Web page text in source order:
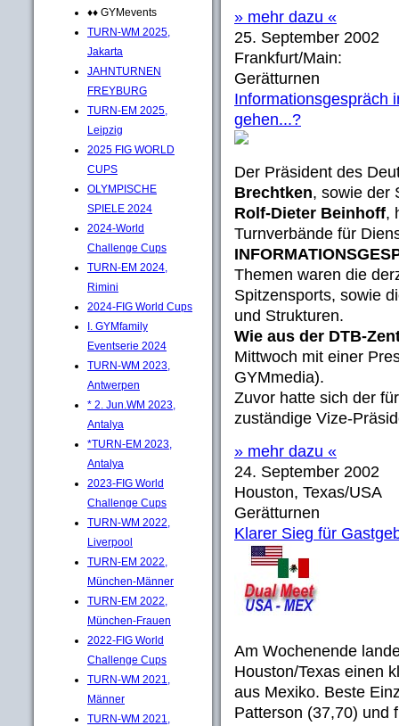
♦♦ GYMevents
TURN-WM 2025,
Jakarta
JAHNTURNEN
FREYBURG
TURN-EM 2025,
Leipzig
2025 FIG WORLD
CUPS
OLYMPISCHE
SPIELE 2024
2024-World
Challenge Cups
TURN-EM 2024,
Rimini
2024-FIG World Cups
I. GYMfamily
Eventserie 2024
TURN-WM 2023,
Antwerpen
* 2. Jun.WM 2023,
Antalya
*TURN-EM 2023,
Antalya
2023-FIG World
Challenge Cups
TURN-WM 2022,
Liverpool
TURN-EM 2022,
München-Männer
TURN-EM 2022,
München-Frauen
2022-FIG World
Challenge Cups
TURN-WM 2021,
Männer
TURN-WM 2021,
» mehr dazu «
25. September 2002
Frankfurt/Main:
Gerätturnen
Informationsgespräch
gehen...?
Der Präsident des
Brechtken, sowie der
Rolf-Dieter Beinhoff,
Turnverbände für
Themen waren die
Spitzensports, sowie
und Strukturen.
Wie aus der DTB-
Mittwoch mit einer
GYMmedia).
Zuvor hatte sich der
zuständige Vize-
» mehr dazu «
24. September 2002
Houston, Texas/USA
Gerätturnen
Klarer Sieg für
Am Wochenende
Houston/Texas einen
aus Mexiko. Beste
Patterson (37,70) und